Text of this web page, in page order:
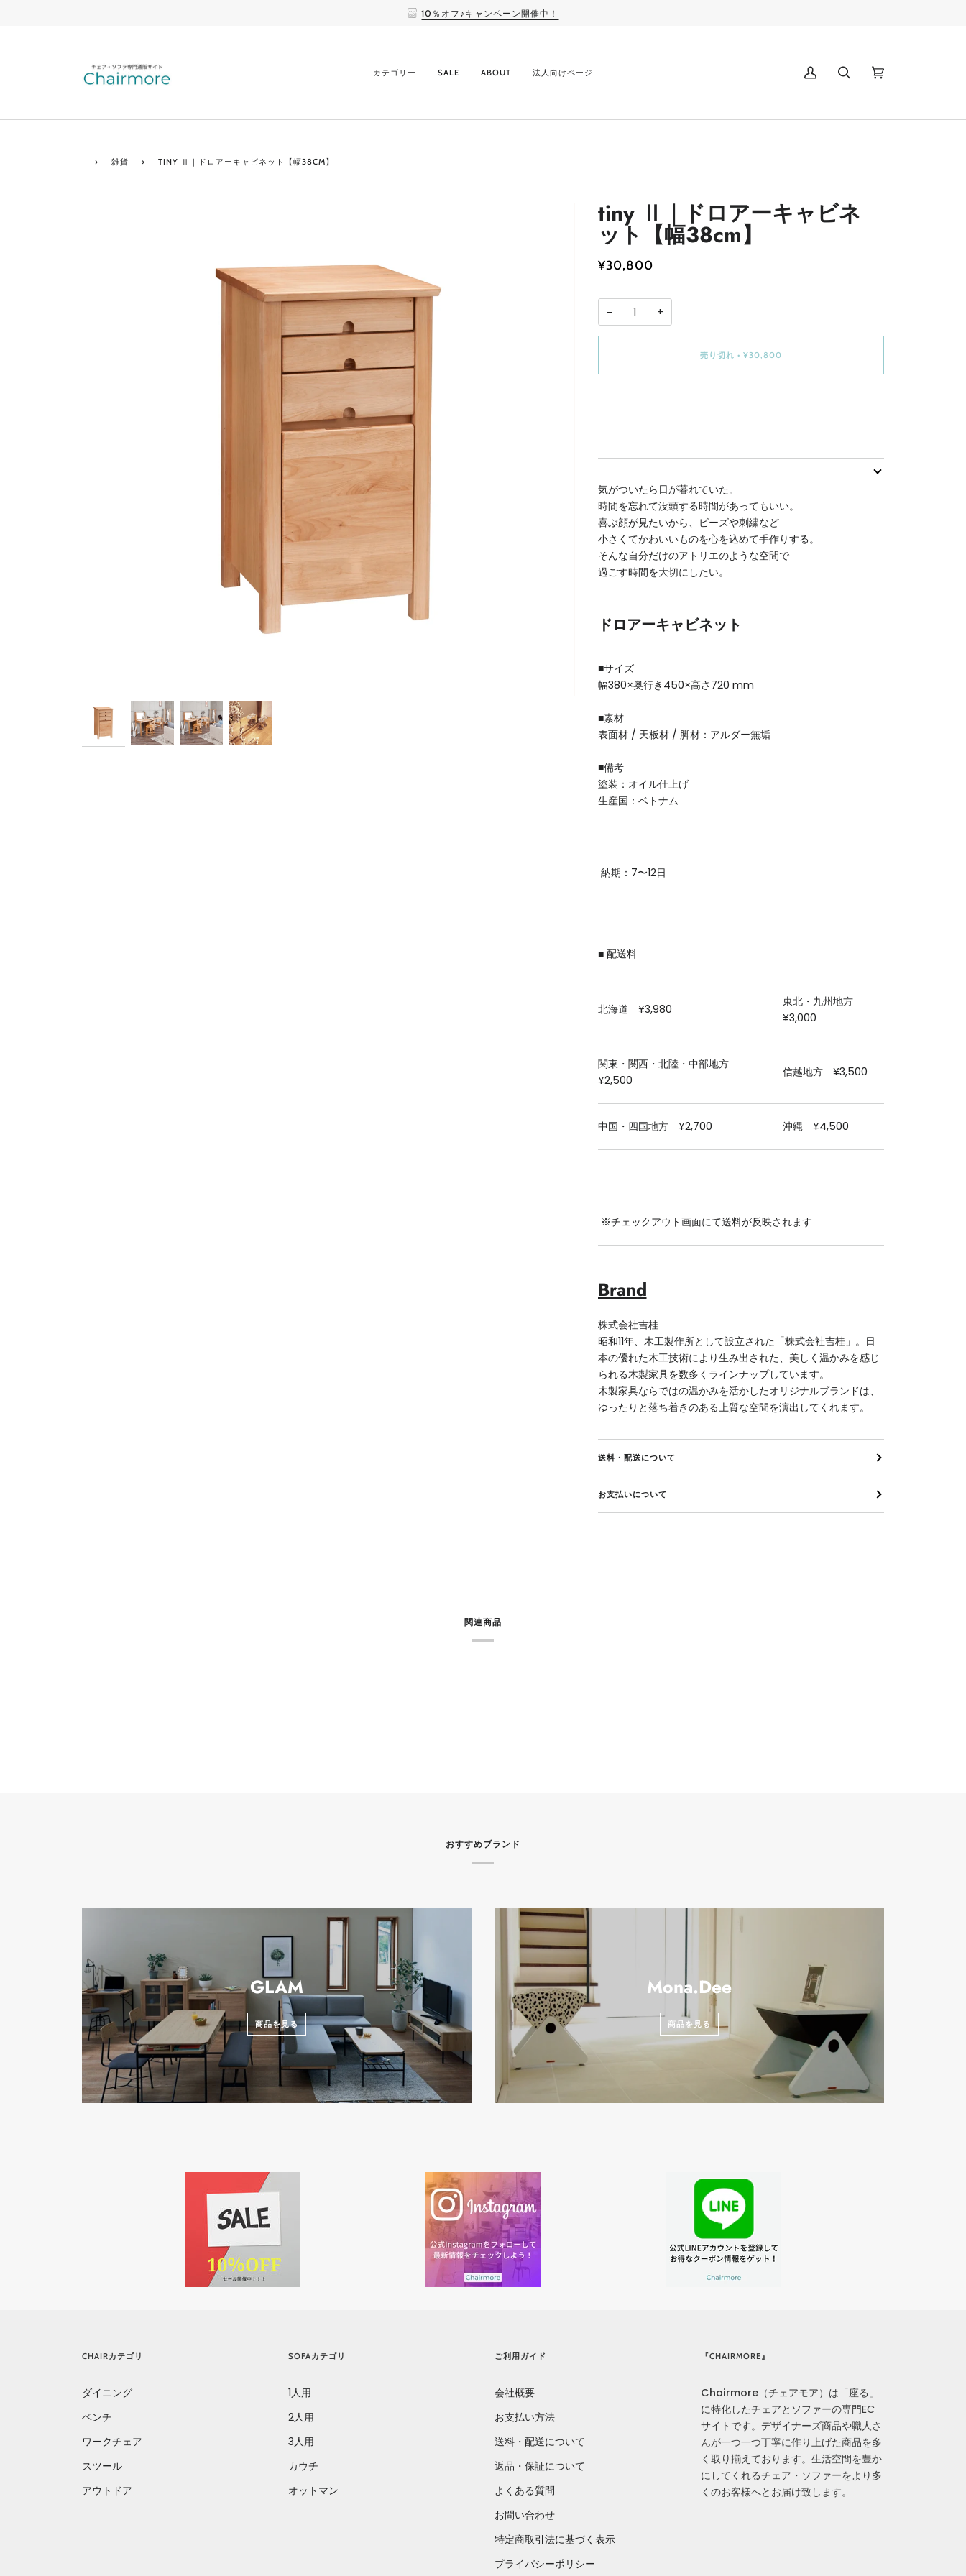
10％オフ♪キャンペーン開催中！
カテゴリー SALE ABOUT 法人向けページ
マ
› 雑貨 › TINY Ⅱ｜ドロアーキャビネット【幅38CM】
tiny Ⅱ｜ドロアーキャビネ
ット【幅38cm】
¥30,800
− +
売り切れ • ¥30,800
気がついたら日が暮れていた。
時間を忘れて没頭する時間があってもいい。
喜ぶ顔が見たいから、ビーズや刺繍など
小さくてかわいいものを心を込めて手作りする。
そんな自分だけのアトリエのような空間で
過ごす時間を大切にしたい。
ドロアーキャビネット
■サイズ
幅380×奥行き450×高さ720 mm
■素材
表面材 / 天板材 / 脚材：アルダー無垢
■備考
塗装：オイル仕上げ
生産国：ベトナム
納期：7〜12日
■ 配送料
北海道 ¥3,980
東北・九州地方
¥3,000
関東・関西・北陸・中部地方
¥2,500
信越地方 ¥3,500
中国・四国地方 ¥2,700 沖縄 ¥4,500
※チェックアウト画面にて送料が反映されます
Brand
株式会社吉桂
昭和11年、木工製作所として設立された「株式会社吉桂」。日
本の優れた木工技術により生み出された、美しく温かみを感じ
られる木製家具を数多くラインナップしています。
木製家具ならではの温かみを活かしたオリジナルブランドは、
ゆったりと落ち着きのある上質な空間を演出してくれます。
送料・配送について
お支払いについて
関連商品
おすすめブランド
GLAM
商品を見る
Mona.Dee
商品を見る
CHAIRカテゴリ
ダイニング
ベンチ
ワークチェア
スツール
アウトドア
SOFAカテゴリ
1人用
2人用
3人用
カウチ
オットマン
ご利用ガイド
会社概要
お支払い方法
送料・配送について
返品・保証について
よくある質問
お問い合わせ
特定商取引法に基づく表示
プライバシーポリシー
『CHAIRMORE』
Chairmore （チェアモア）は「座る」
に特化したチェアとソファーの専門EC
サイトです。デザイナーズ商品や職人さ
んが一つ一つ丁寧に作り上げた商品を多
く取り揃えております。生活空間を豊か
にしてくれるチェア・ソファーをより多
くのお客様へとお届け致します。